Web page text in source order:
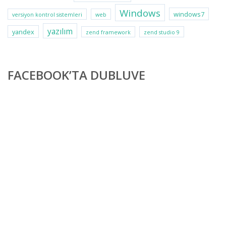
versiyon kontrol sistemleri web Windows
windows7
yandex
yazılım zend framework zend studio 9
FACEBOOK’TA DUBLUVE